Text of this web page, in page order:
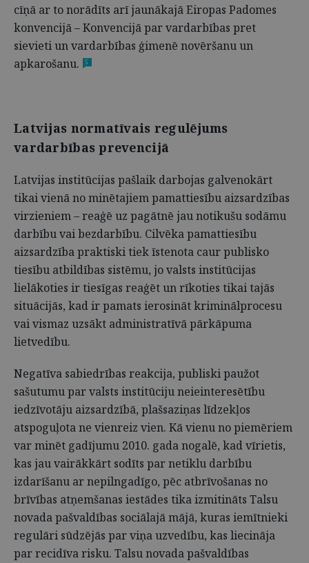
cīņā ar to norādīts arī jaunākajā Eiropas Padomes
konvencijā – Konvencijā par vardarbības pret
sievieti un vardarbības ģimenē novēršanu un
apkarošanu.
5
Latvijas normatīvais regulējums
vardarbības prevencijā
Latvijas institūcijas pašlaik darbojas galvenokārt
tikai vienā no minētajiem pamattiesību aizsardzības
virzieniem – reaģē uz pagātnē jau notikušu sodāmu
darbību vai bezdarbību. Cilvēka pamattiesību
aizsardzība praktiski tiek īstenota caur publisko
tiesību atbildības sistēmu, jo valsts institūcijas
lielākoties ir tiesīgas reaģēt un rīkoties tikai tajās
situācijās, kad ir pamats ierosināt kriminālprocesu
vai vismaz uzsākt administratīvā pārkāpuma
lietvedību.
Negatīva sabiedrības reakcija, publiski paužot
sašutumu par valsts institūciju neieinteresētību
iedzīvotāju aizsardzībā, plašsaziņas līdzekļos
atspoguļota ne vienreiz vien. Kā vienu no piemēriem
var minēt gadījumu 2010. gada nogalē, kad vīrietis,
kas jau vairākkārt sodīts par netiklu darbību
izdarīšanu ar nepilngadīgo, pēc atbrīvošanas no
brīvības atņemšanas iestādes tika izmitināts Talsu
novada pašvaldības sociālajā mājā, kuras iemītnieki
regulāri sūdzējās par viņa uzvedību, kas liecināja
par recidīva risku. Talsu novada pašvaldības